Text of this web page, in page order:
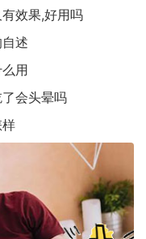
效果,好用吗
述
用
会头晕吗